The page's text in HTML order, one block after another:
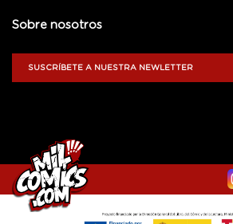
Sobre nosotros
SUSCRÍBETE A NUESTRA NEWLETTER